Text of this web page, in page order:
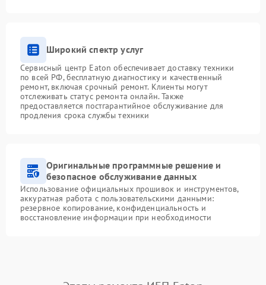
Широкий спектр услуг
Сервисный центр Eaton обеспечивает доставку техники
по всей РФ, бесплатную диагностику и качественный
ремонт, включая срочный ремонт. Клиенты могут
отслеживать статус ремонта онлайн. Также
предоставляется постгарантийное обслуживание для
продления срока службы техники
Оригинальные программные решение и
безопасное обслуживание данных
Использование официальных прошивок и инструментов,
аккуратная работа с пользовательскими данными:
резервное копирование, конфиденциальность и
восстановление информации при необходимости